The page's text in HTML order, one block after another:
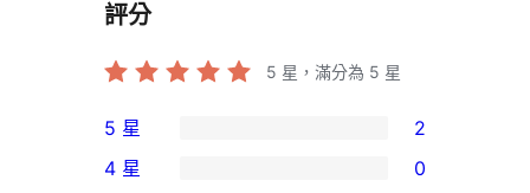
評分
5 星，滿分為 5 星
2
個
5 星 2
4 星 0